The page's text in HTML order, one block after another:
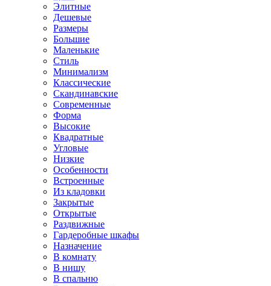
Элитные
Дешевые
Размеры
Большие
Маленькие
Стиль
Минимализм
Классические
Скандинавские
Современные
Форма
Высокие
Квадратные
Угловые
Низкие
Особенности
Встроенные
Из кладовки
Закрытые
Открытые
Раздвижные
Гардеробные шкафы
Назначение
В комнату
В нишу
В спальню